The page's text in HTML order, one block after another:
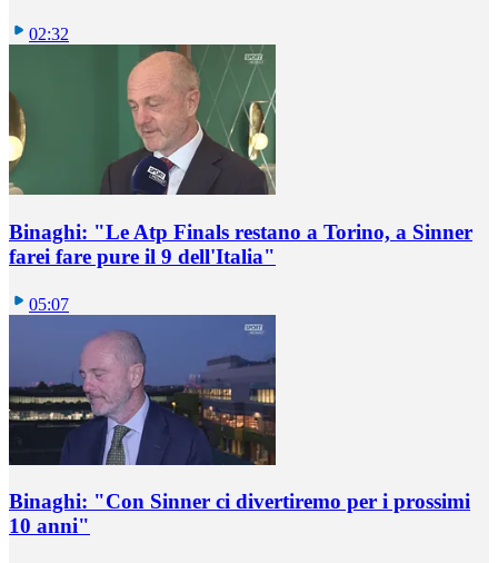
02:32
Binaghi: "Le Atp Finals restano a Torino, a Sinner
farei fare pure il 9 dell'Italia"
05:07
Binaghi: "Con Sinner ci divertiremo per i prossimi
10 anni"